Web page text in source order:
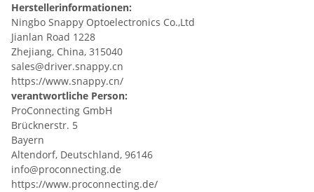
Herstellerinformationen:
Ningbo Snappy Optoelectronics Co.,Ltd
Jianlan Road 1228
Zhejiang, China, 315040
sales@driver.snappy.cn
https://www.snappy.cn/
verantwortliche Person:
ProConnecting GmbH
Brücknerstr. 5
Bayern
Altendorf, Deutschland, 96146
info@proconnecting.de
https://www.proconnecting.de/